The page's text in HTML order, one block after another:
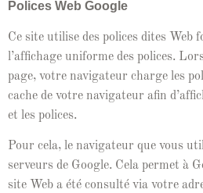
Polices Web Google
Ce site utilise des polices dites Web
l’af­fichage uni­forme des polices.
page, votre nav­i­ga­teur charge les
cache de votre nav­i­ga­teur afin
et les polices.
Pour cela, le nav­i­ga­teur que vous
serveurs de Google. Cela per­met à
site Web a été con­sulté via votre